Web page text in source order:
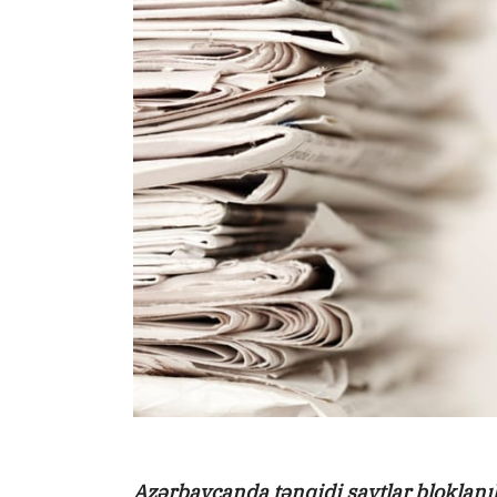
Azərbaycanda tənqidi saytlar